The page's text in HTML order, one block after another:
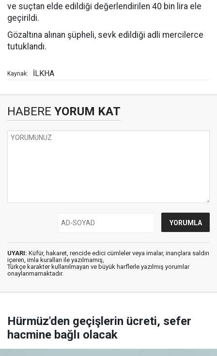
ve suçtan elde edildiği değerlendirilen 40 bin lira ele
geçirildi.
Gözaltına alınan şüpheli, sevk edildiği adli mercilerce
tutuklandı.
Kaynak: İLKHA
HABERE YORUM KAT
UYARI: Küfür, hakaret, rencide edici cümleler veya imalar, inançlara saldırı
içeren, imla kuralları ile yazılmamış,
Türkçe karakter kullanılmayan ve büyük harflerle yazılmış yorumlar
onaylanmamaktadır.
Hürmüz'den geçişlerin ücreti, sefer
hacmine bağlı olacak